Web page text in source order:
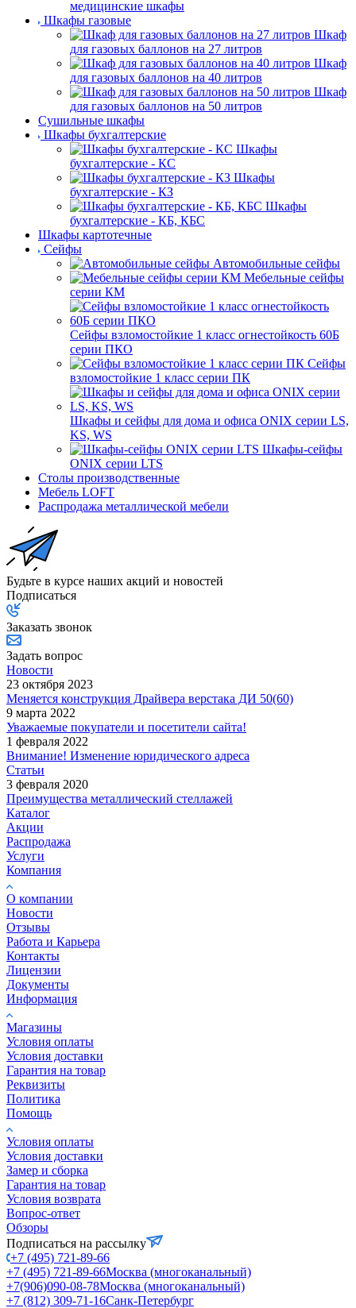
медицинские шкафы
Шкафы газовые
Шкаф
для газовых баллонов на 27 литров
Шкаф
для газовых баллонов на 40 литров
Шкаф
для газовых баллонов на 50 литров
Сушильные шкафы
Шкафы бухгалтерские
Шкафы
бухгалтерские - КС
Шкафы
бухгалтерские - КЗ
Шкафы
бухгалтерские - КБ, КБС
Шкафы картотечные
Сейфы
Автомобильные сейфы
Мебельные сейфы
серии КМ
Сейфы взломостойкие 1 класс огнестойкость 60Б
серии ПКО
Сейфы
взломостойкие 1 класс серии ПК
Шкафы и сейфы для дома и офиса ONIX серии LS,
KS, WS
Шкафы-сейфы
ONIX серии LTS
Столы производственные
Мебель LOFT
Распродажа металлической мебели
Будьте в курсе наших акций и новостей
Подписаться
Заказать звонок
Задать вопрос
Новости
23 октября 2023
Меняется конструкция Драйвера верстака ДИ 50(60)
9 марта 2022
Уважаемые покупатели и посетители сайта!
1 февраля 2022
Внимание! Изменение юридического адреса
Статьи
3 февраля 2020
Преимущества металлический стеллажей
Каталог
Акции
Распродажа
Услуги
Компания
О компании
Новости
Отзывы
Работа и Карьера
Контакты
Лицензии
Документы
Информация
Магазины
Условия оплаты
Условия доставки
Гарантия на товар
Реквизиты
Политика
Помощь
Условия оплаты
Условия доставки
Замер и сборка
Гарантия на товар
Условия возврата
Вопрос-ответ
Обзоры
Подписаться на рассылку
+7 (495) 721-89-66
+7 (495) 721-89-66Москва (многоканальный)
+7(906)090-08-78Москва (многоканальный)
+7 (812) 309-71-16Санк-Петербург